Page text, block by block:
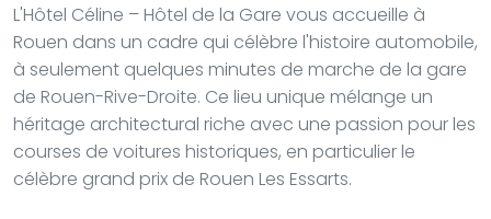
L'Hôtel Céline – Hôtel de la Gare vous accueille à
Rouen dans un cadre qui célèbre l'histoire automobile,
à seulement quelques minutes de marche de la gare
de Rouen-Rive-Droite. Ce lieu unique mélange un
héritage architectural riche avec une passion pour les
courses de voitures historiques, en particulier le
célèbre grand prix de Rouen Les Essarts.